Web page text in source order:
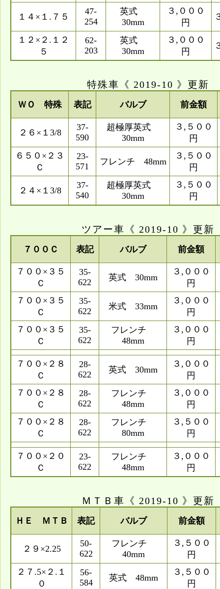
１４×１.７５
47-
254
英式
30mm
３,０００
円
１２×２.１２
５
62-
203
英式
30mm
３,０００
円
特殊車《 2019-10 》更新
ＷＯ 特殊 表記 バルブ 前金額
２６×１3/8
37-
590
超極厚英式
30mm
３,５００
円
６５０×２３
Ｃ
23-
571
フレンチ 48mm
３,５００
円
２４×１3/8
37-
540
超極厚英式
30mm
３,５００
円
ツアー車《 2019-10 》更新
７００Ｃ 表記 バルブ 前金額
７００×３５
Ｃ
35-
622
英式 30mm
３,０００
円
７００×３５
Ｃ
35-
622
米式 33mm
３,０００
円
７００×３５
Ｃ
35-
622
フレンチ
48mm
３,０００
円
７００×２８
Ｃ
28-
622
英式 30mm
３,０００
円
７００×２８
Ｃ
28-
622
フレンチ
48mm
３,０００
円
７００×２８
Ｃ
28-
622
フレンチ
80mm
３,５００
円
７００×２０
Ｃ
23-
622
フレンチ
48mm
３,０００
円
ＭＴＢ車《 2019-10 》更新
ＨＥ ＭＴＢ 表記 バルブ 前金額
２９×2.25
50-
622
フレンチ
40mm
３,５００
円
２７.5×２.１
０
56-
584
英式 48mm
３,５００
円